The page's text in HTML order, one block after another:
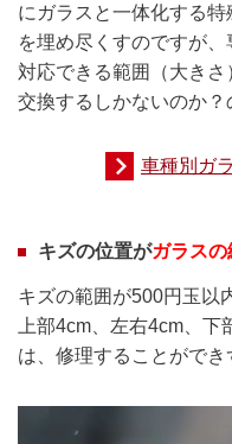
にガラスと一体化する
を埋め尽くすのですが
対応できる範囲（大きさ
交換するしかないのか？
車種別ガ
キズの位置がガラスの
キズの範囲が500円玉以
上部4cm、左右4cm、下
は、修理することができ